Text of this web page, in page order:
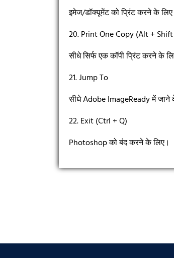
इमेज/डॉक्यूमेंट को प्रिंट करने के
20. Print One Copy (Alt +
सीधे सिर्फ एक कॉपी प्रिंट करने के
21. Jump To
सीधे Adobe ImageReady में जाने
22. Exit (Ctrl + Q)
Photoshop को बंद करने के लिए।